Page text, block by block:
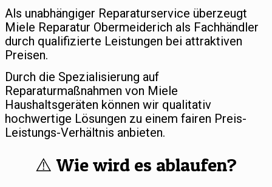
Als unabhängiger Reparaturservice überzeugt
Miele Reparatur Obermeiderich als Fachhändler
durch qualifizierte Leistungen bei attraktiven
Preisen.
Durch die Spezialisierung auf
Reparaturmaßnahmen von Miele
Haushaltsgeräten können wir qualitativ
hochwertige Lösungen zu einem fairen Preis-
Leistungs-Verhältnis anbieten.
⚠️ Wie wird es ablaufen?